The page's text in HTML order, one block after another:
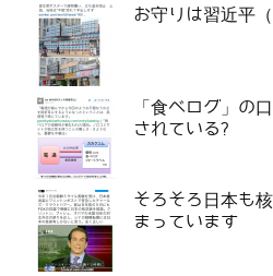
お守りは習近平
「食べログ」の
されている?
そろそろ日本も
まっています